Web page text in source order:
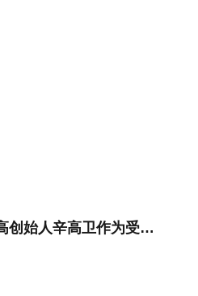
2023品牌包装大会 | 卫高创始人辛高卫作为受邀嘉宾进行现场分享